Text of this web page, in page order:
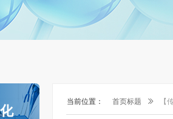
当前位置： 首页标题 ꅀ 【